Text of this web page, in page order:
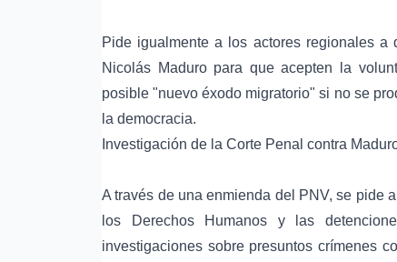
Pide igualmente a los actores regionales
Nicolás Maduro para que acepten la
posible "nuevo éxodo migratorio" si no se
la democracia.
Investigación de la Corte Penal contra
A través de una enmienda del PNV, se pide
los Derechos Humanos y las
investigaciones sobre presuntos crímenes